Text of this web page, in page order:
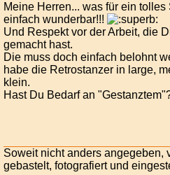
Meine Herren... was für ein tolles
einfach wunderbar!!!
Und Respekt vor der Arbeit, die
gemacht hast.
Die muss doch einfach belohnt
habe die Retrostanzer in large,
klein.
Hast Du Bedarf an
Soweit nicht anders angegeben,
gebastelt, fotografiert und